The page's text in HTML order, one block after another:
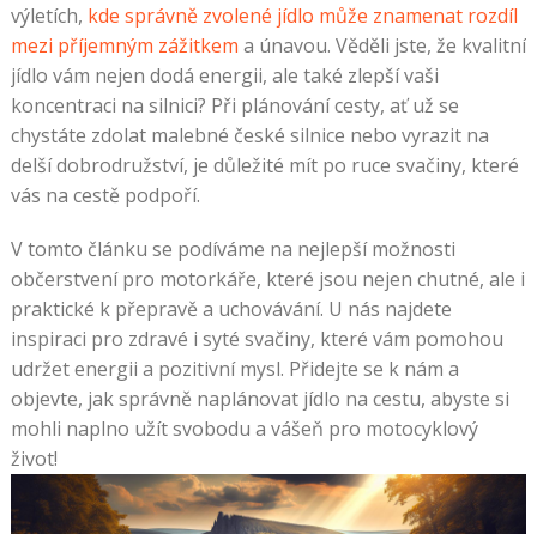
výletích, kde správně zvolené jídlo může znamenat rozdíl
mezi příjemným zážitkem a únavou. Věděli jste, že kvalitní
jídlo vám nejen dodá energii, ale také zlepší vaši
koncentraci na silnici? Při plánování cesty, ať už se
chystáte zdolat malebné české silnice nebo vyrazit na
delší dobrodružství, je důležité mít po ruce svačiny, které
vás na cestě podpoří.
V tomto článku se podíváme na nejlepší možnosti
občerstvení pro motorkáře, které jsou nejen chutné, ale i
praktické k přepravě a uchovávání. U nás najdete
inspiraci pro zdravé i syté svačiny, které vám pomohou
udržet energii a pozitivní mysl. Přidejte se k nám a
objevte, jak správně naplánovat jídlo na cestu, abyste si
mohli naplno užít svobodu a vášeň pro motocyklový
život!